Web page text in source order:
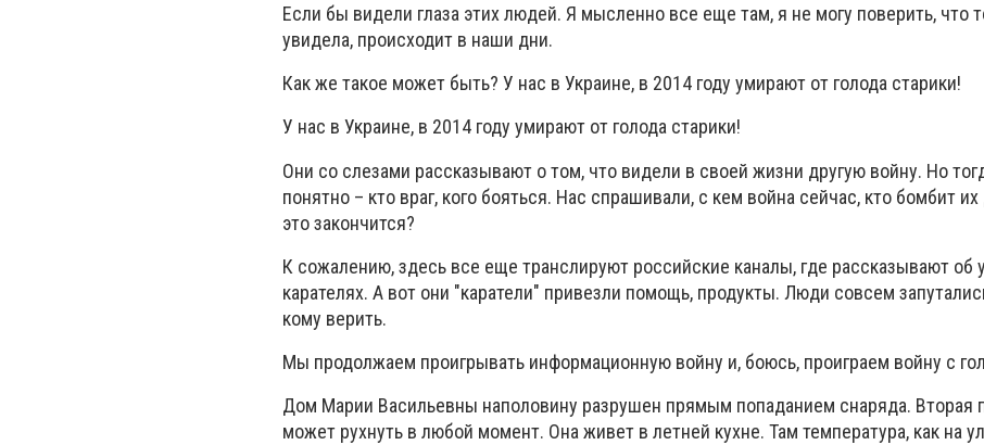
Если бы видели глаза этих людей. Я мысленно все еще там, я не могу поверить, что
увидела, происходит в наши дни.
Как же такое может быть? У нас в Украине, в 2014 году умирают от голода старики!
У нас в Украине, в 2014 году умирают от голода старики!
Они со слезами рассказывают о том, что видели в своей жизни другую войну. Но
понятно – кто враг, кого бояться. Нас спрашивали, с кем война сейчас, кто бомбит их
это закончится?
К сожалению, здесь все еще транслируют российские каналы, где рассказывают об
карателях. А вот они "каратели" привезли помощь, продукты. Люди совсем
кому верить.
Мы продолжаем проигрывать информационную войну и, боюсь, проиграем войну с
Дом Марии Васильевны наполовину разрушен прямым попаданием снаряда. Вторая
может рухнуть в любой момент. Она живет в летней кухне. Там температура, как на